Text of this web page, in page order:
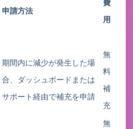
申請方法
費
用
期間内に減少が発生した場
合、ダッシュボードまたは
サポート経由で補充を申請
無
料
補
充
無